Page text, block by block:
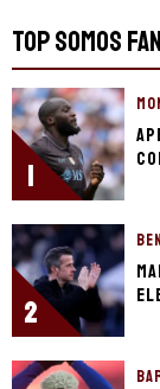
TOP SOMOS
1
2